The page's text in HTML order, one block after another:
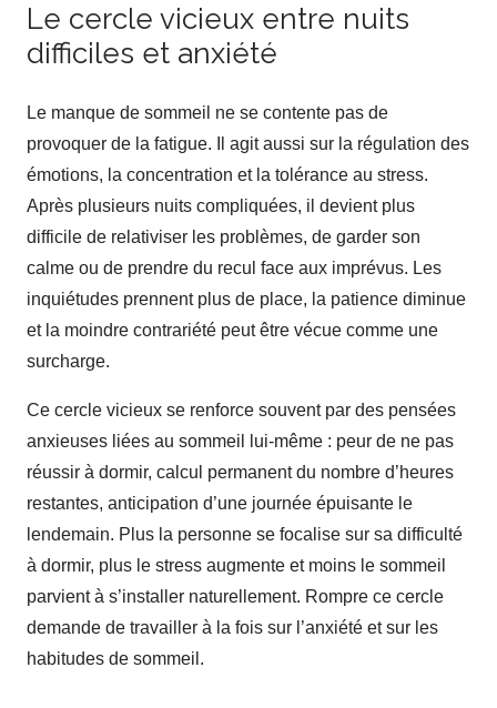
Le cercle vicieux entre nuits
difficiles et anxiété
Le manque de sommeil ne se contente pas de
provoquer de la fatigue. Il agit aussi sur la régulation des
émotions, la concentration et la tolérance au stress.
Après plusieurs nuits compliquées, il devient plus
difficile de relativiser les problèmes, de garder son
calme ou de prendre du recul face aux imprévus. Les
inquiétudes prennent plus de place, la patience diminue
et la moindre contrariété peut être vécue comme une
surcharge.
Ce cercle vicieux se renforce souvent par des pensées
anxieuses liées au sommeil lui-même : peur de ne pas
réussir à dormir, calcul permanent du nombre d’heures
restantes, anticipation d’une journée épuisante le
lendemain. Plus la personne se focalise sur sa difficulté
à dormir, plus le stress augmente et moins le sommeil
parvient à s’installer naturellement. Rompre ce cercle
demande de travailler à la fois sur l’anxiété et sur les
habitudes de sommeil.